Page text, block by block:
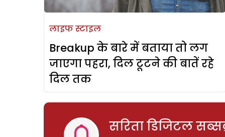
लाइफ स्टाइल
Breakup के बारे में बताया तो लग
जाएगा पहरा, दिल टूटने की बातें रहे
दिल तक
सरिता डिजिटल